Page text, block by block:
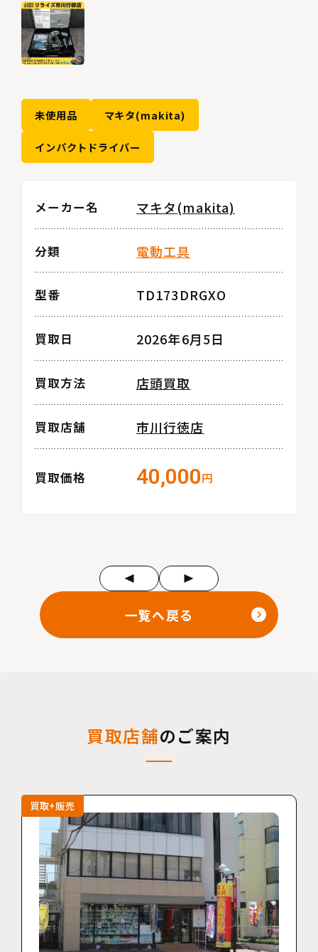
未使用品 マキタ(makita)
インパクトドライバー
メーカー名 マキタ(makita)
分類 電動工具
型番 TD173DRGXO
買取日 2026年6月5日
買取方法 店頭買取
買取店舗 市川行徳店
買取価格 40,000円
一覧へ戻る
買取店舗のご案内
買取+販売